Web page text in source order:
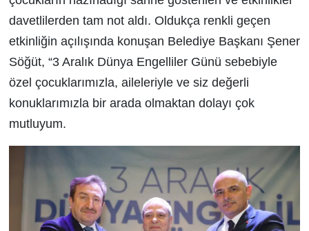
davetlilerden tam not aldı. Oldukça renkli geçen
etkinliğin açılışında konuşan Belediye Başkanı Şener
Söğüt, “3 Aralık Dünya Engelliler Günü sebebiyle
özel çocuklarımızla, aileleriyle ve siz değerli
konuklarımızla bir arada olmaktan dolayı çok
mutluyum.